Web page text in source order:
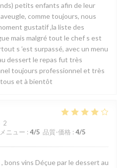
petits enfants afin de leur
comme toujours, nous
gustatif ,la liste des
mais malgré tout le chef s est
s ’est surpassé, avec un menu
dessert le repas fut très
toujours professionnel et très
tous et à bientôt
2
メニュー : 4/5 品質-価格 : 4/5
bons vins Déçue par le dessert au